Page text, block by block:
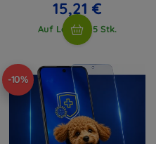
15,21 €
Auf Lager > 5 Stk.
-10%